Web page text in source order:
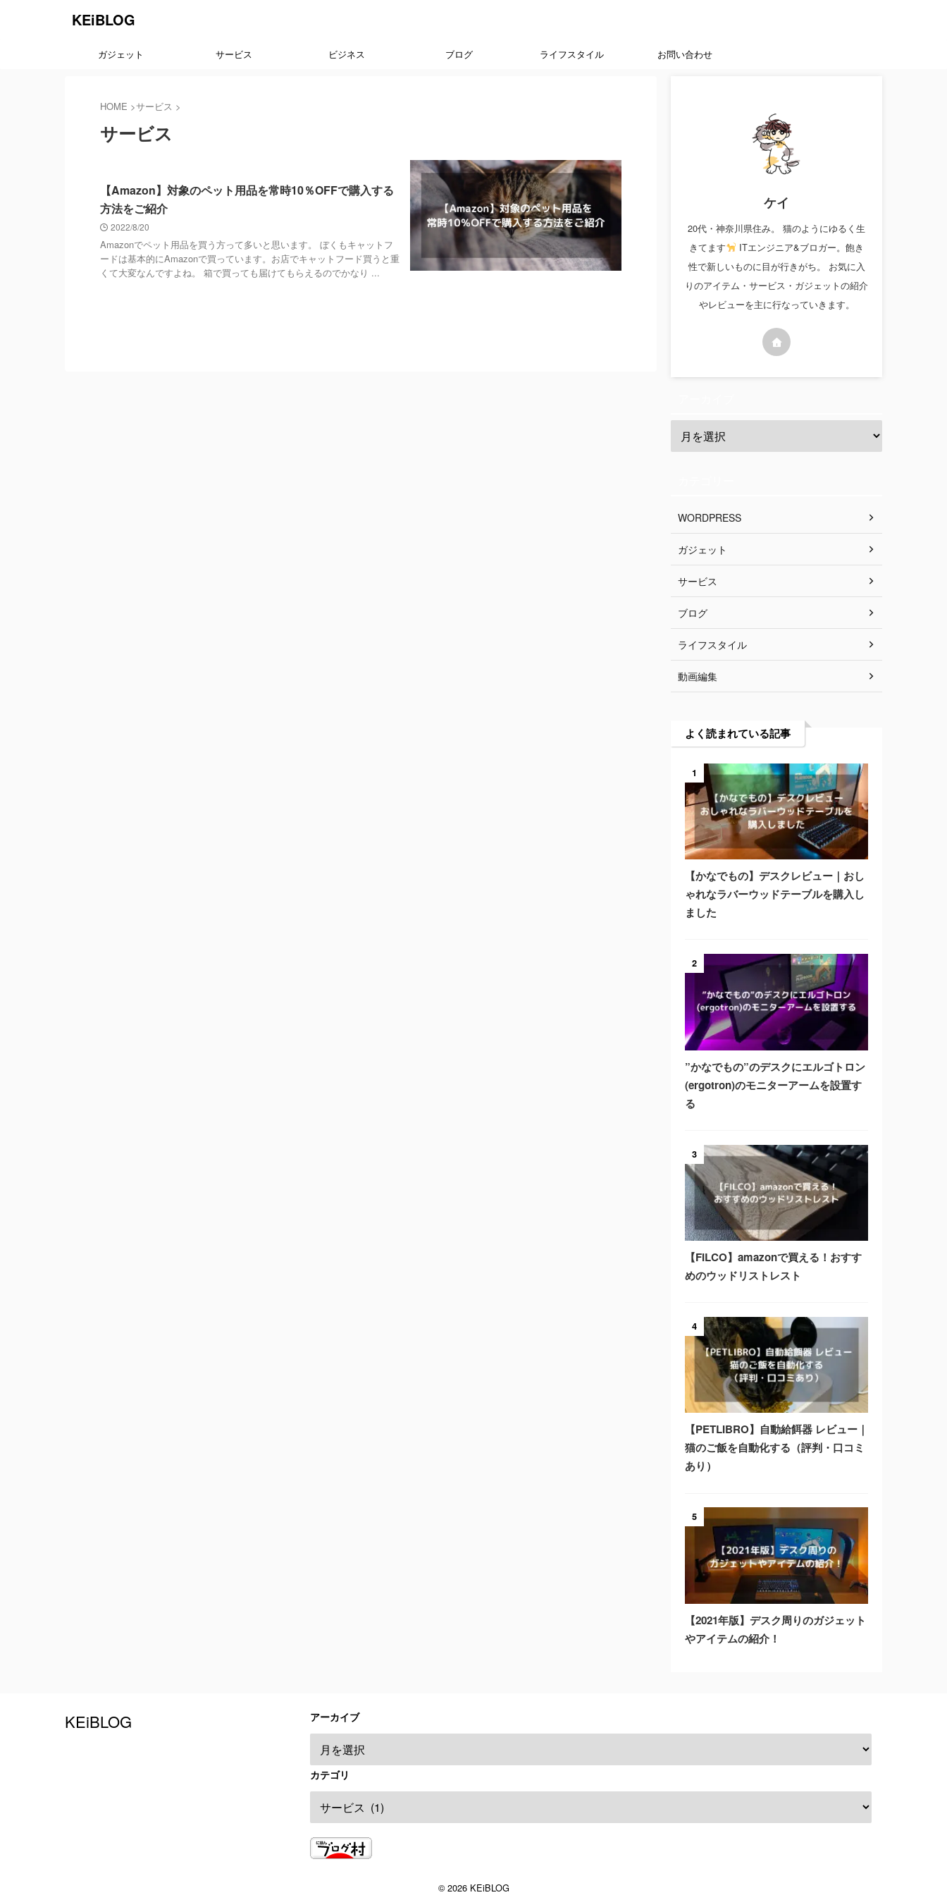
KEiBLOG
ガジェット サービス ビジネス ブログ ライフスタイル お問い合わせ
HOME >サービス >
サービス
【Amazon】対象のペット用品を常時10％OFFで購入する
方法をご紹介
2022/8/20
Amazonでペット用品を買う方って多いと思います。 ぼくもキャットフ
ードは基本的にAmazonで買っています。お店でキャットフード買うと重
くて大変なんですよね。 箱で買っても届けてもらえるのでかなり ...
ケイ
20代・神奈川県住み。 猫のようにゆるく生
きてます
ITエンジニア&ブロガー。飽き
性で新しいものに目が行きがち。 お気に入
りのアイテム・サービス・ガジェットの紹介
やレビューを主に行なっていきます。
WORDPRESS
ガジェット
サービス
ブログ
ライフスタイル
動画編集
よく読まれている記事
1
【かなでもの】デスクレビュー｜おし
ゃれなラバーウッドテーブルを購入し
ました
2
”かなでもの”のデスクにエルゴトロン
(ergotron)のモニターアームを設置す
る
3
【FILCO】amazonで買える！おすす
めのウッドリストレスト
4
【PETLIBRO】自動給餌器 レビュー｜
猫のご飯を自動化する（評判・口コミ
あり）
5
【2021年版】デスク周りのガジェット
やアイテムの紹介！
アーカイブ
カテゴリ
KEiBLOG
© 2026 KEiBLOG